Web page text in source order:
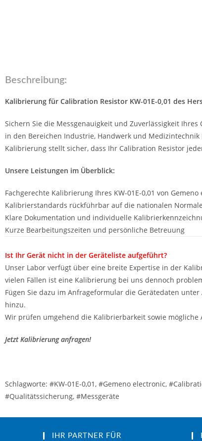
Beschreibung:
Kalibrierung für Calibration Resistor KW-01E-0,01 des
Sichern Sie die Messgenauigkeit und Zuverlässigkeit
in den Bereichen Industrie, Handwerk und
Kalibrierung stellt sicher, dass Ihr Calibration Resistor
Unsere Leistungen im Überblick:
Fachgerechte Kalibrierung Ihres KW-01E-0,01 von Gemeno
Kalibrierstandards rückführbar auf die nationalen Normale
Klare Dokumentation und individuelle
Kurze Bearbeitungszeiten und persönliche Betreuung
Ist Ihr Gerät nicht in der Geräteliste aufgeführt?
Unser Labor verfügt über eine breite Expertise in der
vielen Fällen ist eine Kalibrierung bei uns dennoch
Fügen Sie dazu im Anfrageformular die Gerätedaten
hinzu.
Wir prüfen umgehend die Kalibrierbarkeit sowie
Jetzt Kalibrierung anfragen!
Schlagworte: #KW-01E-0,01, #Gemeno electronic,
#Qualitätssicherung, #Messgeräte
IHR PARTNER FÜR